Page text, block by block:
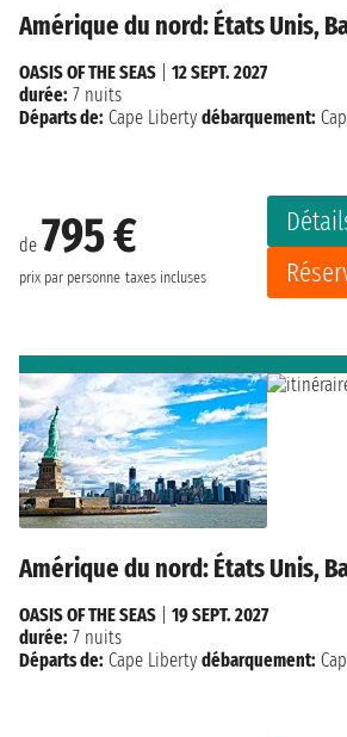
Amérique du nord: États Unis,
de 795 €
prix par personne taxes incluses
OASIS OF THE SEAS
12 SEPT. 2027
durée: 7 nuits
Départs de: Cape Liberty débarquement:
Amérique du nord: États Unis,
OASIS OF THE SEAS
19 SEPT. 2027
durée: 7 nuits
Départs de: Cape Liberty débarquement: